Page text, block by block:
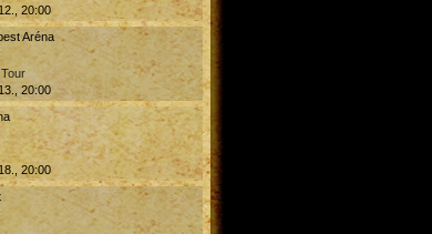
20:00
Aréna
20:00
20:00